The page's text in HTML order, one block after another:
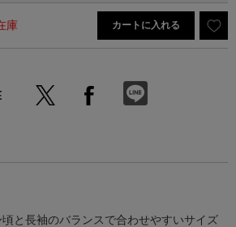
庫 カートに入れる
と長袖のバランスで合わせやすいサイズ